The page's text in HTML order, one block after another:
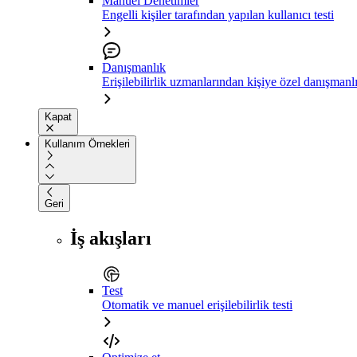
Engelli kişiler tarafından yapılan kullanıcı testi
Danışmanlık
Erişilebilirlik uzmanlarından kişiye özel
Kapat
Kullanım Örnekleri
Geri
İş akışları
Test
Otomatik ve manuel erişilebilirlik testi